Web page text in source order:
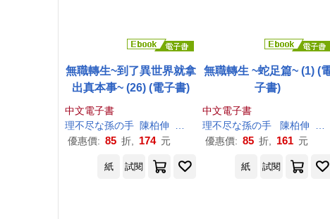
無職轉生~到了異世界就拿
出真本事~ (26) (電子書)
中文電子書
理不尽な孫の手 陳柏伸
シロタカ
優惠價: 85 折, 174 元
無職轉生 ~蛇足篇~ (1) (
子書)
中文電子書
理不尽な孫の手 陳柏伸
優惠價: 85 折, 161 元
紙 試閱 紙 試閱